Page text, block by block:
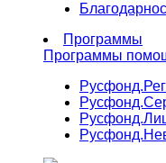
Программы
Программы
Русфонд.
Русфонд.
Русфонд.
Русфонд.